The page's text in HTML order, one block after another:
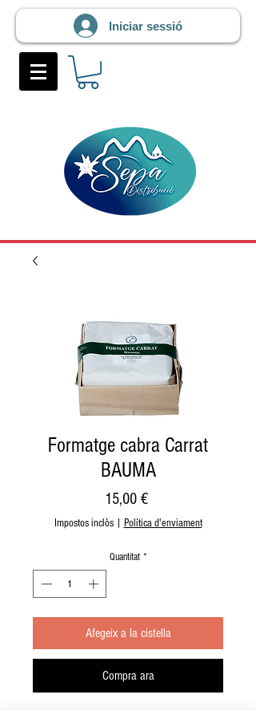
Iniciar sessió
Formatge cabra Carrat
BAUMA
15,00 €Price
Impostos inclòs| Política d'enviament
Quantitat *
Afegeix a la cistella
Compra ara